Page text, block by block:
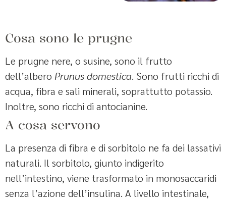
Cosa sono le prugne
Le prugne nere, o susine, sono il frutto
dell’albero Prunus domestica. Sono frutti ricchi di
acqua, fibra e sali minerali, soprattutto potassio.
Inoltre, sono ricchi di antocianine.
A cosa servono
La presenza di fibra e di sorbitolo ne fa dei lassativi
naturali. Il sorbitolo, giunto indigerito
nell’intestino, viene trasformato in monosaccaridi
senza l’azione dell’insulina. A livello intestinale,